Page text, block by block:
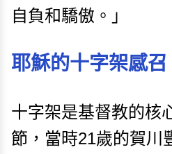
自負和驕傲。」
耶穌的十字架感召
十字架是基督教的核
節，當時21歲的賀川